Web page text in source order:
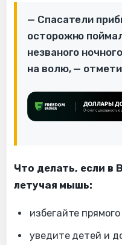
— Спасатели
осторожно
незваного
на волю, —
Что делать, если в
летучая мышь:
избегайте
уведите детей и